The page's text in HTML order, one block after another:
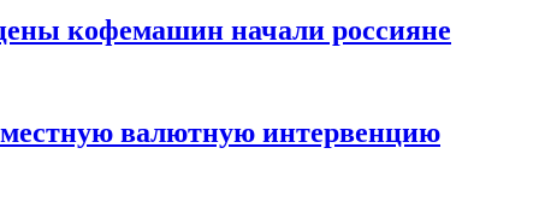
кофемашин начали россияне
валютную интервенцию